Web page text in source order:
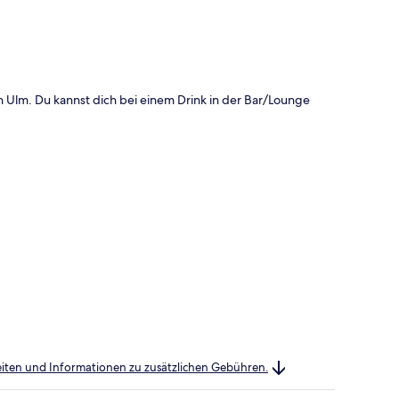
Du kannst dich bei einem Drink in der Bar/Lounge
und Informationen zu zusätzlichen Gebühren.